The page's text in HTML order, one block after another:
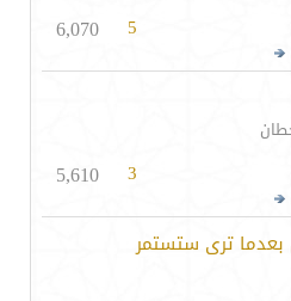
5
6,070
3
5,610
ترى ستستمر